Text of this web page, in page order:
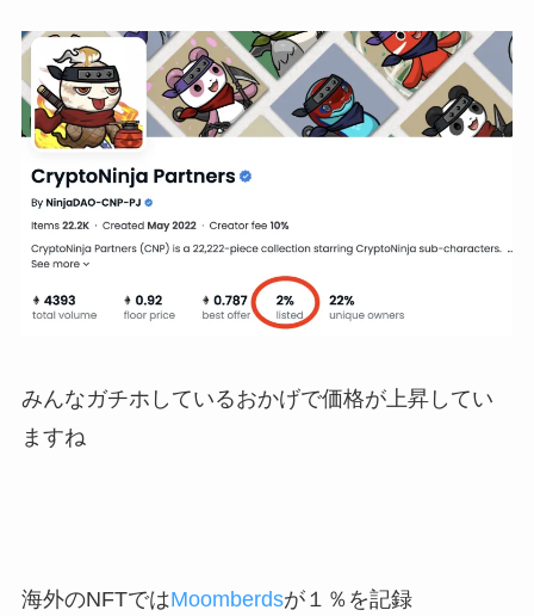
みんなガチホしているおかげで価格が上昇してい
ますね
海外のNFTではMoomberdsが１％を記録